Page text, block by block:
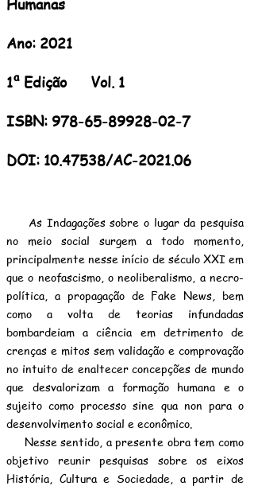
Ano: 2021
1ª Edição Vol. 1
ISBN: 978-65-89928-02-7
DOI: 10.47538/AC-2021.06
As Indagações sobre o lugar da pesquisa
no meio social surgem a todo momento,
principalmente nesse início de século XXI em
que o neofascismo, o neoliberalismo, a necro-
política, a propagação de Fake News, bem
como a volta de teorias infundadas
bombardeiam a ciência em detrimento de
crenças e mitos sem validação e comprovação
no intuito de enaltecer concepções de mundo
que desvalorizam a formação humana e o
sujeito como processo sine qua non para o
desenvolvimento social e econômico.
Nesse sentido, a presente obra tem como
objetivo reunir pesquisas sobre os eixos
História, Cultura e Sociedade, a partir de